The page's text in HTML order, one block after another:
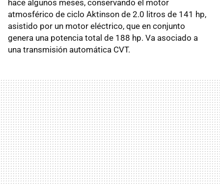
hace algunos meses, conservando el motor
atmosférico de ciclo Aktinson de 2.0 litros de 141 hp,
asistido por un motor eléctrico, que en conjunto
genera una potencia total de 188 hp. Va asociado a
una transmisión automática CVT.